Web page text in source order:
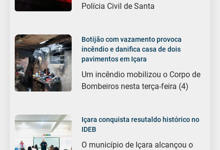
Polícia Civil de Santa
Botijão com vazamento provoca
incêndio e danifica casa de dois
pavimentos em Içara
Um incêndio mobilizou o Corpo de
Bombeiros nesta terça-feira (4)
Içara conquista resutaldo histórico no
IDEB
O município de Içara alcançou o